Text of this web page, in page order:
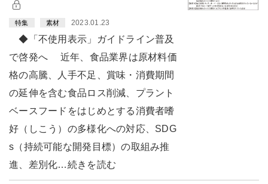
特集 素材 2023.01.23
◆「不使用表示」ガイドライン普及
で啓発へ 近年、食品業界は原材料価
格の高騰、人手不足、賞味・消費期間
の延伸を含む食品ロス削減、プラント
ベースフードをはじめとする消費者嗜
好（しこう）の多様化への対応、SDG
s（持続可能な開発目標）の取組み推
進、差別化…続きを読む